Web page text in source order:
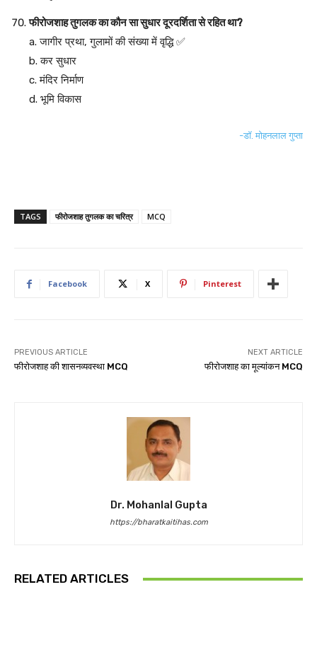
फीरोजशाह तुगलक का कौन सा सुधार दूरदर्शिता से रहित था?
a. जागीर प्रथा, गुलामों की संख्या में वृद्धि ✅
b. कर सुधार
c. मंदिर निर्माण
d. भूमि विकास
-डॉ. मोहनलाल गुप्ता
TAGS फीरोजशाह तुगलक का चरित्र MCQ
Facebook X Pinterest
PREVIOUS ARTICLE
फीरोजशाह की शासनव्यवस्था MCQ
NEXT ARTICLE
फीरोजशाह का मूल्यांकन MCQ
Dr. Mohanlal Gupta
https://bharatkaitihas.com
RELATED ARTICLES